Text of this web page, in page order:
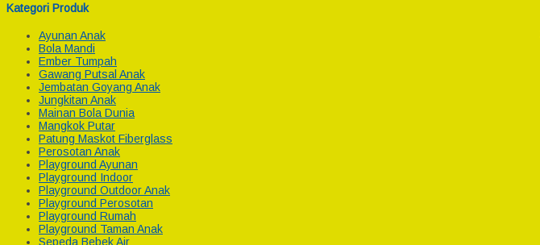
Kategori Produk
Ayunan Anak
Bola Mandi
Ember Tumpah
Gawang Putsal Anak
Jembatan Goyang Anak
Jungkitan Anak
Mainan Bola Dunia
Mangkok Putar
Patung Maskot Fiberglass
Perosotan Anak
Playground Ayunan
Playground Indoor
Playground Outdoor Anak
Playground Perosotan
Playground Rumah
Playground Taman Anak
Sepeda Bebek Air